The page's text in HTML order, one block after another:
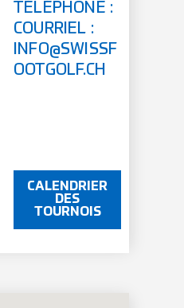
TÉLÉPHONE :
COURRIEL :
INFO@SWISSF
OOTGOLF.CH
CALENDRIER
DES
TOURNOIS